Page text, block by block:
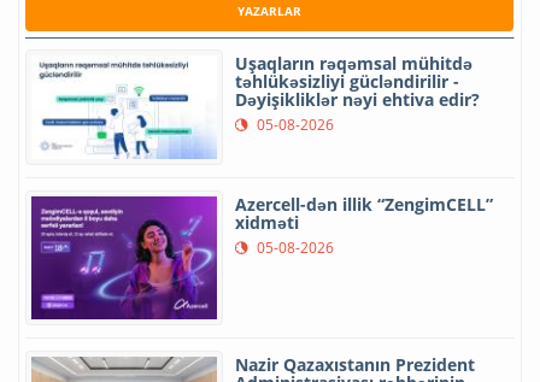
YAZARLAR
Uşaqların rəqəmsal mühitdə
təhlükəsizliyi gücləndirilir -
Dəyişikliklər nəyi ehtiva edir?
05-08-2026
Azercell-dən illik “ZengimCELL”
xidməti
05-08-2026
Nazir Qazaxıstanın Prezident